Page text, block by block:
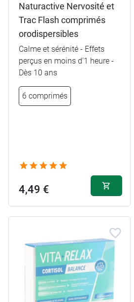
Naturactive Nervosité et
Trac Flash comprimés
orodispersibles
Calme et sérénité - Effets
perçus en moins d'1 heure -
Dès 10 ans
6 comprimés
4,49 €